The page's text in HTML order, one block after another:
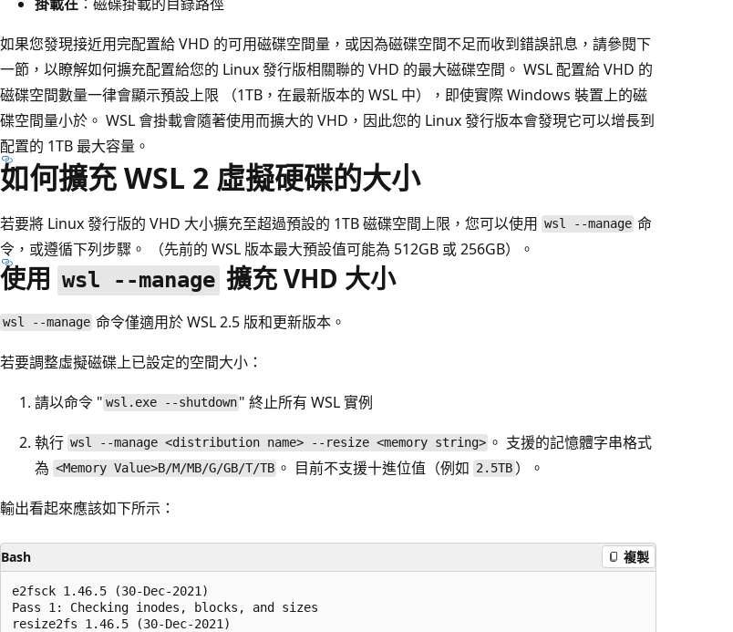
如果您發現接近用完配置給 VHD 的可用磁碟空間量，或因為磁碟空間不足而收到錯誤訊息，請參閱下
一節，以瞭解如何擴充配置給您的 Linux 發行版相關聯的 VHD 的最大磁碟空間。 WSL 配置給 VHD 的
磁碟空間數量一律會顯示預設上限 （1TB，在最新版本的 WSL 中），即使實際 Windows 裝置上的磁
碟空間量小於。 WSL 會掛載會隨著使用而擴大的 VHD，因此您的 Linux 發行版本會發現它可以增長到
配置的 1TB 最大容量。
如何擴充 WSL 2 虛擬硬碟的大小
若要將 Linux 發行版的 VHD 大小擴充至超過預設的 1TB 磁碟空間上限，您可以使用 wsl --manage 命
令，或遵循下列步驟。 （先前的 WSL 版本最大預設值可能為 512GB 或 256GB）。
使用 wsl --manage 擴充 VHD 大小
wsl --manage 命令僅適用於 WSL 2.5 版和更新版本。
若要調整虛擬磁碟上已設定的空間大小：
請以命令 " wsl.exe --shutdown " 終止所有 WSL 實例
執行 wsl --manage <distribution name> --resize <memory string> 。 支援的記憶體字串格式
為 <Memory Value>B/M/MB/G/GB/T/TB 。 目前不支援十進位值（例如 2.5TB）。
輸出看起來應該如下所示：
Bash 複製
e2fsck 1.46.5 (30-Dec-2021)
Pass 1: Checking inodes, blocks, and sizes
resize2fs 1.46.5 (30-Dec-2021)